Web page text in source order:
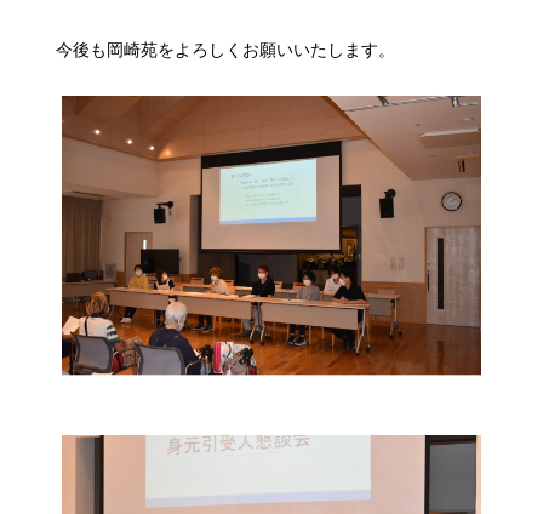
今後も岡崎苑をよろしくお願いいたします。